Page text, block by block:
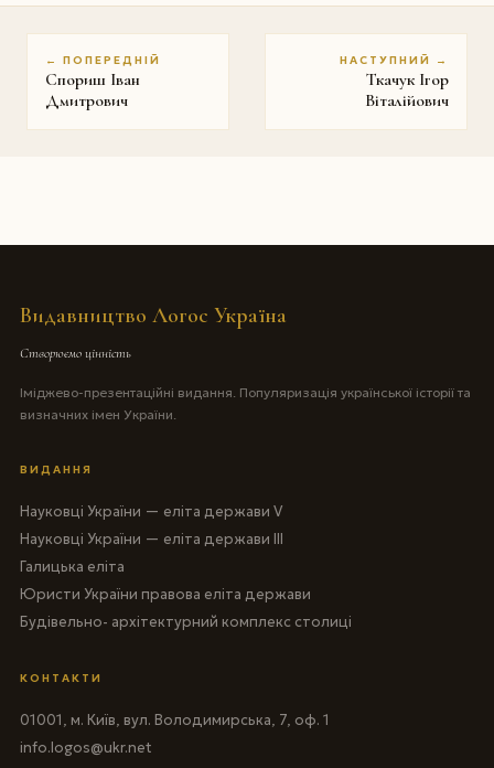
← ПОПЕРЕДНІЙ
Спориш Іван
Дмитрович
НАСТУПНИЙ →
Ткачук Ігор
Віталійович
Видавництво Логос Україна
Створюємо цінність
Іміджево-презентаційні видання. Популяризація української історії та
визначних імен України.
ВИДАННЯ
Науковці України — еліта держави V
Науковці України — еліта держави III
Галицька еліта
Юристи України правова еліта держави
Будівельно- архітектурний комплекс столиці
КОНТАКТИ
01001, м. Київ, вул. Володимирська, 7, оф. 1
info.logos@ukr.net